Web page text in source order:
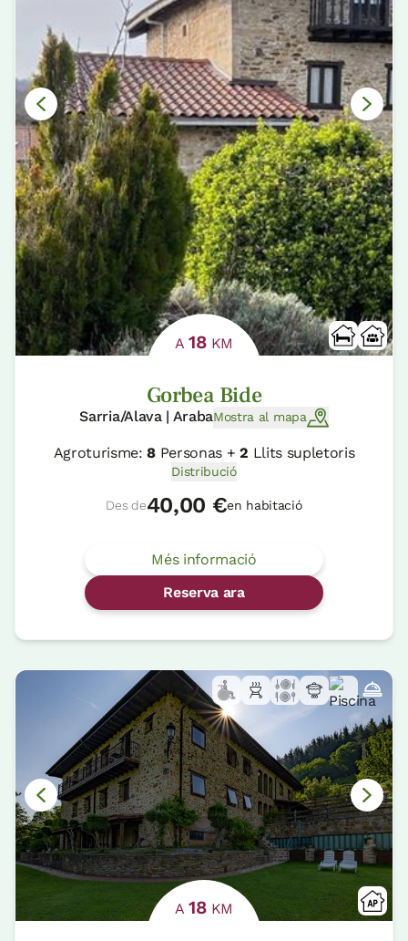
A18KM
Gorbea Bide
Sarria/Alava | ArabaMostra al mapa
Agroturisme:8 Personas +2 Llits supletoris
Distribució
Des de40,00 €en habitació
Més informació
Reserva ara
A18KM